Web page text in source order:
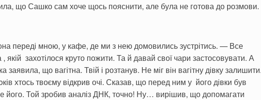
що Сашко сам хоче щось пояснити, але була не готова до розмови.
переді мною, у кафе, де ми з нею домовились зустрітись. — Все
захотілося круто пожити. Та й давай свої чари застосовувати. А
заявила, що вагітна. Твій і розтанув. Не міг він вагітну дівку
хтось твоєму відкрив очі. Сказав, що перед ним у його дівки був
його. Той зробив аналіз ДНК, точно! Ну… вирішив, що допомагати